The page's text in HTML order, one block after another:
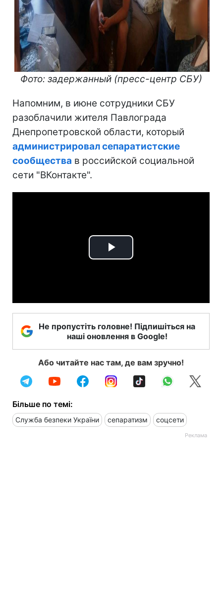
Фото: задержанный (пресс-центр СБУ)
Напомним, в июне сотрудники СБУ
разоблачили жителя Павлограда
Днепропетровской области, который
администрировал сепаратистские
сообщества в российской социальной
сети "ВКонтакте".
Play
Не пропустіть головне! Підпишіться на
наші оновлення в Google!
Або читайте нас там, де вам зручно!
Більше по темі:
Служба безпеки України сепаратизм соцсети